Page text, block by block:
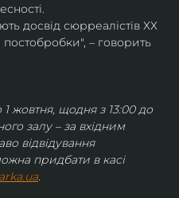
досвід сюрреалістів ХХ
– говорить
1 жовтня, щодня з 13:00 до
залу – за вхідним
відвідування
придбати в касі
.